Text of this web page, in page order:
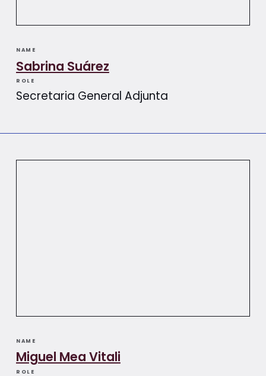
NAME
Sabrina Suárez
ROLE
Secretaria General Adjunta
NAME
Miguel Mea Vitali​​
ROLE